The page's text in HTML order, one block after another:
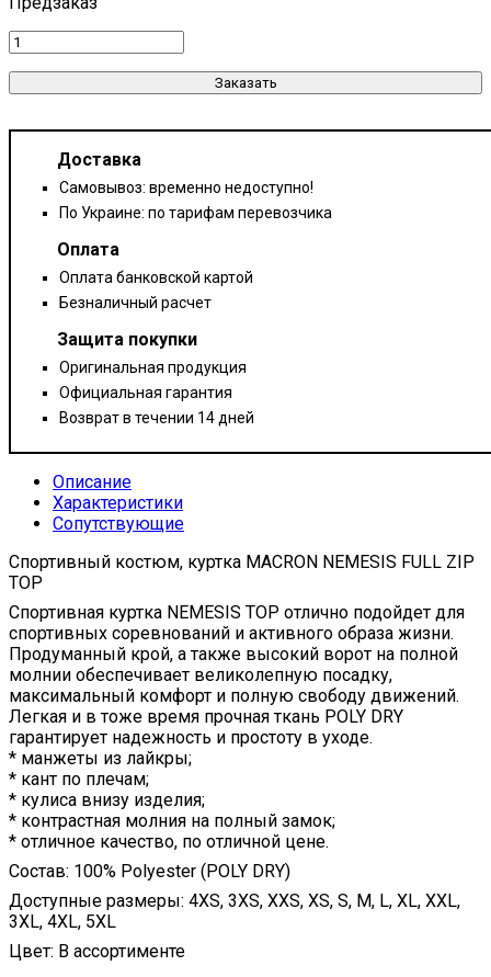
Заказать
Доставка
Самовывоз: временно недоступно!
По Украине: по тарифам перевозчика
Оплата
Оплата банковской картой
Безналичный расчет
Защита покупки
Оригинальная продукция
Официальная гарантия
Возврат в течении 14 дней
Описание
Характеристики
Сопутствующие
Спортивный костюм, куртка MACRON NEMESIS FULL ZIP
TOP
Спортивная куртка NEMESIS TOP отлично подойдет для
спортивных соревнований и активного образа жизни.
Продуманный крой, а также высокий ворот на полной
молнии обеспечивает великолепную посадку,
максимальный комфорт и полную свободу движений.
Легкая и в тоже время прочная ткань POLY DRY
гарантирует надежность и простоту в уходе.
* манжеты из лайкры;
* кант по плечам;
* кулиса внизу изделия;
* контрастная молния на полный замок;
* отличное качество, по отличной цене.
Состав: 100% Polyester (POLY DRY)
Доступные размеры: 4XS, 3XS, XXS, XS, S, M, L, XL, XXL,
3XL, 4XL, 5XL
Цвет: В ассортименте